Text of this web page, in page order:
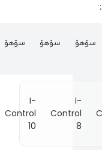
سۆهۆ سۆهۆ سۆهۆ
I-
Control
8
I-
Control
10